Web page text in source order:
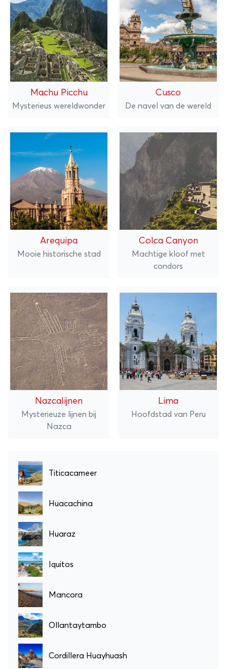
Machu Picchu
Mysterieus wereldwonder
Cusco
De navel van de wereld
Arequipa
Mooie historische stad
Colca Canyon
Machtige kloof met
condors
Nazcalijnen
Mysterieuze lijnen bij
Nazca
Lima
Hoofdstad van Peru
Titicacameer
Huacachina
Huaraz
Iquitos
Mancora
Ollantaytambo
Cordillera Huayhuash